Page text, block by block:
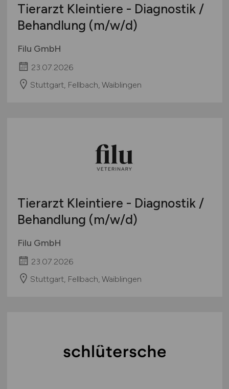
Tierarzt Kleintiere - Diagnostik /
Behandlung (m/w/d)
Filu GmbH
23.07.2026
Stuttgart, Fellbach, Waiblingen
Tierarzt Kleintiere - Diagnostik /
Behandlung (m/w/d)
Filu GmbH
23.07.2026
Stuttgart, Fellbach, Waiblingen